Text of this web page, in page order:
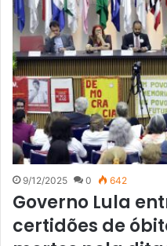
9/12/2025 0 642
Governo Lula
certidões de